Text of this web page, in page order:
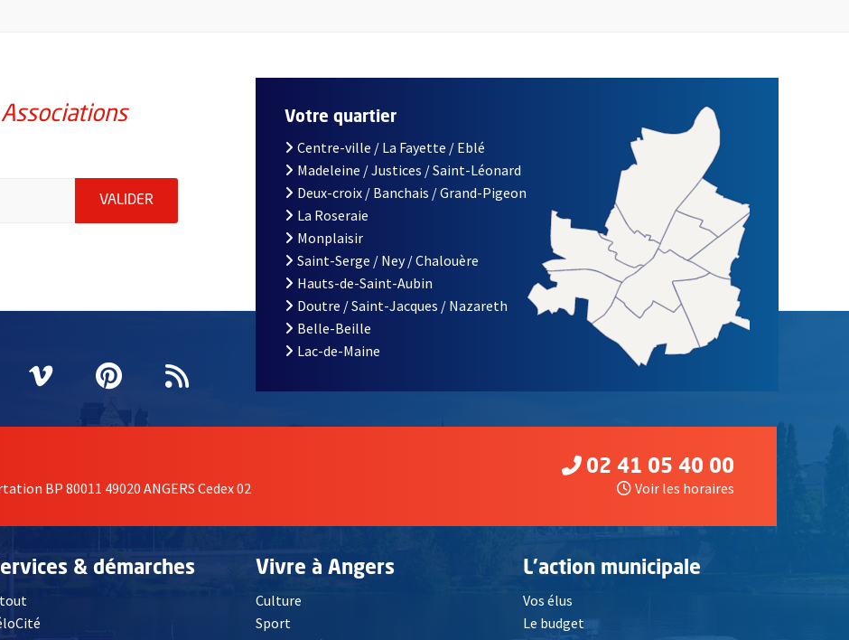
de la ville d'Angers, indiquez votre email (champ obligatoire)
VALIDER ENVOYER MA DEMANDE D'INSCRIPTION À LA LETTRE D'INFORMATION DES ASSOCIATIONS DE LA VILLE
fenêtre
nouvelle fenêtre
une nouvelle fenêtre
Vimeo
, Ouvre une nouvelle fenêtre
Pinterest
, Ouvre une nouvelle fenêtre
Flux RSS
Votre quartier
Centre-ville / La Fayette / Eblé
Madeleine / Justices / Saint-Léonard
Deux-croix / Banchais / Grand-Pigeon
La Roseraie
Monplaisir
Saint-Serge / Ney / Chalouère
Hauts-de-Saint-Aubin
Doutre / Saint-Jacques / Nazareth
Belle-Beille
Lac-de-Maine
BP 80011 49020 ANGERS Cedex 02
02 41 05 40 00
Voir les horaires
& démarches Vivre à Angers
Culture
Sport
L'action municipale
Vos élus
Le budget